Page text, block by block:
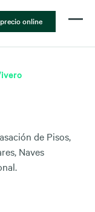
online
de Pisos,
Naves